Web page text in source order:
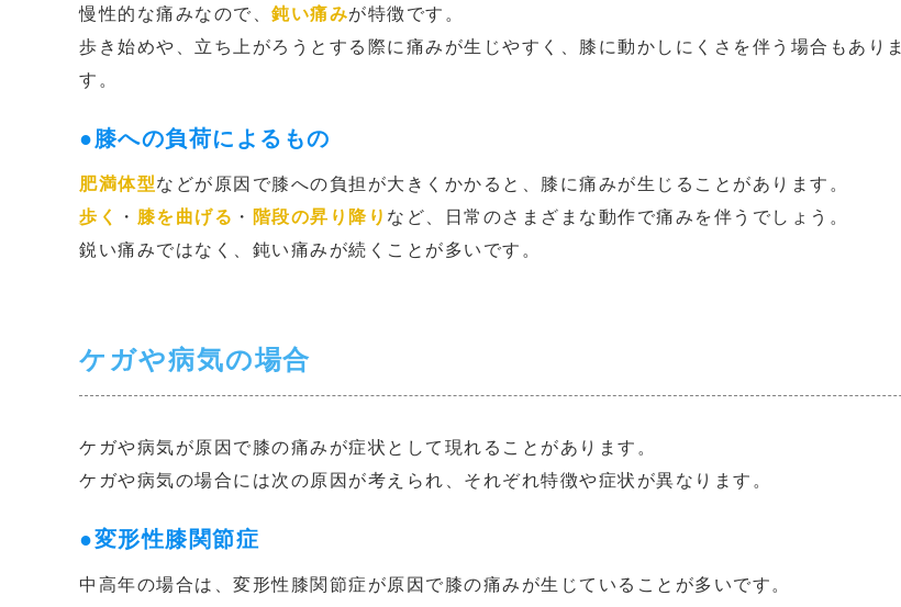
慢性的な痛みなので、 鈍い痛みが特徴です。
歩き始めや、立ち上がろうとする際に痛みが生じやすく、膝に動かしにくさを伴う場合もありま
す。
●膝への負荷によるもの
肥満体型などが原因で膝への負担が大きくかかると、膝に痛みが生じることがあります。
歩く
・ 膝を曲げる ・ 階段の昇り降り など、日常のさまざまな動作で痛みを伴うでしょう。
鋭い痛みではなく、鈍い痛みが続くことが多いです。
ケガや病気の場合
ケガや病気が原因で膝の痛みが症状として現れることがあります。
ケガや病気の場合には次の原因が考えられ、それぞれ特徴や症状が異なります。
●変形性膝関節症
中高年の場合は、変形性膝関節症が原因で膝の痛みが生じていることが多いです。